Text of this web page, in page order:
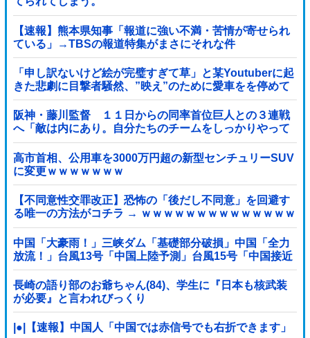
【速報】熊本県知事「報道に強い不満・苦情が寄せられ
ている」→TBSの報道特集がまさにそれな件
「申し訳ないけど絵が完璧すぎて草」と某Youtuberに起
きた悲劇に目撃者騒然、”映え”のために愛車をを停めて
撮影していたら……
阪神・藤川監督 １１日からの同率首位巨人との３連戦
へ「敵は内にあり。自分たちのチームをしっかりやって
いく」他
高市首相、公用車を3000万円超の新型センチュリーSUV
に変更ｗｗｗｗｗｗｗ
【不同意性交罪改正】恐怖の「後だし不同意」を回避す
る唯一の方法がコチラ → ｗｗｗｗｗｗｗｗｗｗｗｗｗｗ
ｗｗ
中国「大豪雨！」三峡ダム「基礎部分破損」中国「全力
放流！」台風13号「中国上陸予測」台風15号「中国接近
（画像」中国「台風同時上陸！（穀物生産が壊滅危機」
→
長崎の語り部のお爺ちゃん(84)、学生に『日本も核武装
が必要』と言われびっくり
|●|【速報】中国人「中国では赤信号でも右折できます」